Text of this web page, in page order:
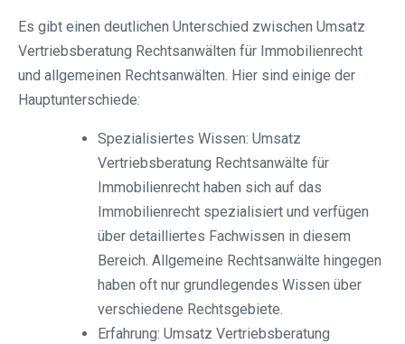
Es gibt einen deutlichen Unterschied zwischen Umsatz
Vertriebsberatung Rechtsanwälten für Immobilienrecht
und allgemeinen Rechtsanwälten. Hier sind einige der
Hauptunterschiede:
Spezialisiertes Wissen: Umsatz
Vertriebsberatung Rechtsanwälte für
Immobilienrecht haben sich auf das
Immobilienrecht spezialisiert und verfügen
über detailliertes Fachwissen in diesem
Bereich. Allgemeine Rechtsanwälte hingegen
haben oft nur grundlegendes Wissen über
verschiedene Rechtsgebiete.
Erfahrung: Umsatz Vertriebsberatung